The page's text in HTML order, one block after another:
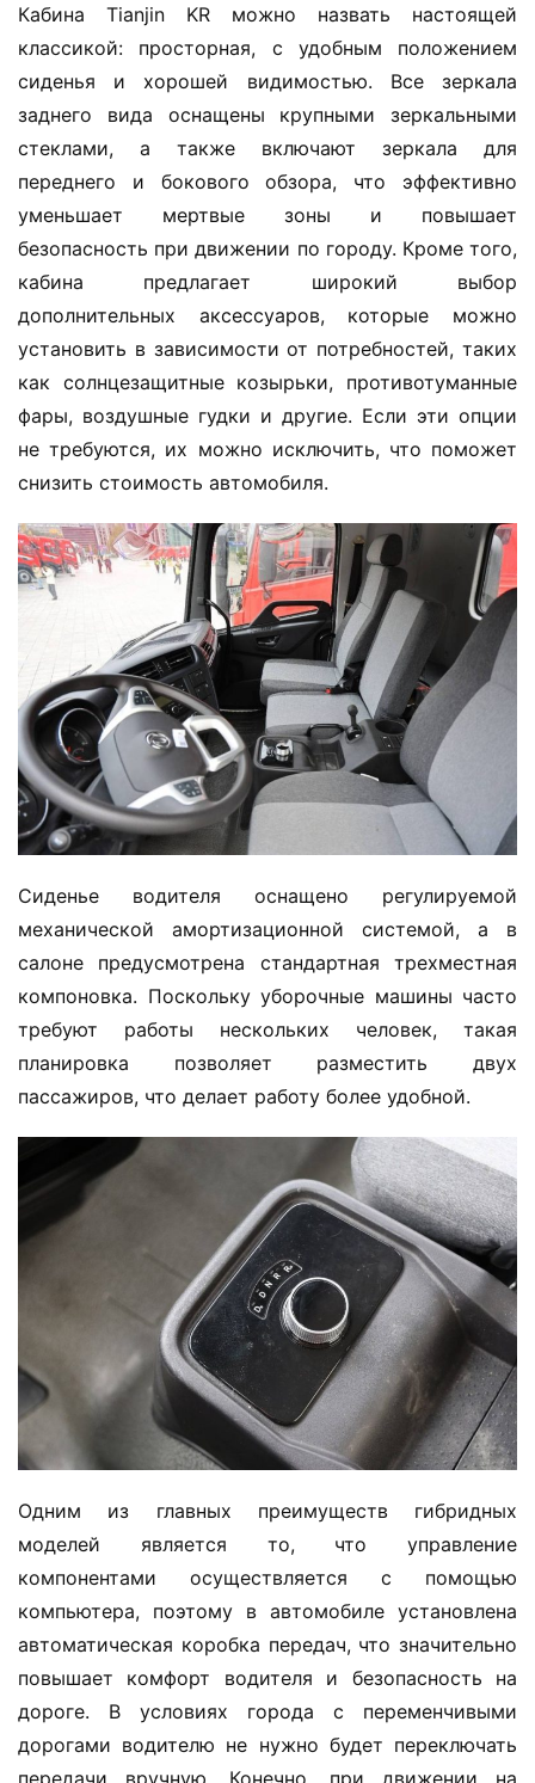
Кабина Tianjin KR можно назвать настоящей
классикой: просторная, с удобным положением
сиденья и хорошей видимостью. Все зеркала
заднего вида оснащены крупными зеркальными
стеклами, а также включают зеркала для
переднего и бокового обзора, что эффективно
уменьшает мертвые зоны и повышает
безопасность при движении по городу. Кроме того,
кабина предлагает широкий выбор
дополнительных аксессуаров, которые можно
установить в зависимости от потребностей, таких
как солнцезащитные козырьки, противотуманные
фары, воздушные гудки и другие. Если эти опции
не требуются, их можно исключить, что поможет
снизить стоимость автомобиля.
Сиденье водителя оснащено регулируемой
механической амортизационной системой, а в
салоне предусмотрена стандартная трехместная
компоновка. Поскольку уборочные машины часто
требуют работы нескольких человек, такая
планировка позволяет разместить двух
пассажиров, что делает работу более удобной.
Одним из главных преимуществ гибридных
моделей является то, что управление
компонентами осуществляется с помощью
компьютера, поэтому в автомобиле установлена
автоматическая коробка передач, что значительно
повышает комфорт водителя и безопасность на
дороге. В условиях города с переменчивыми
дорогами водителю не нужно будет переключать
передачи вручную. Конечно, при движении на